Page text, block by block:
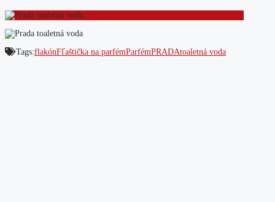
Tags:flakónFľaštička na parfémParfémPRADAtoaletná voda